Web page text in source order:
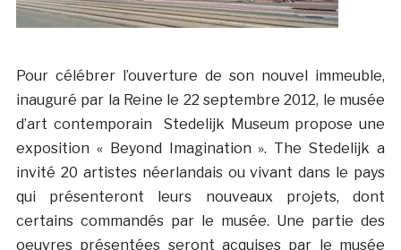
Pour célébrer l’ouverture de son nouvel immeuble,
inauguré par la Reine le 22 septembre 2012, le musée
d’art contemporain Stedelijk Museum propose une
exposition « Beyond Imagination ». The Stedelijk a
invité 20 artistes néerlandais ou vivant dans le pays
qui présenteront leurs nouveaux projets, dont
certains commandés par le musée. Une partie des
oeuvres présentées seront acquises par le musée